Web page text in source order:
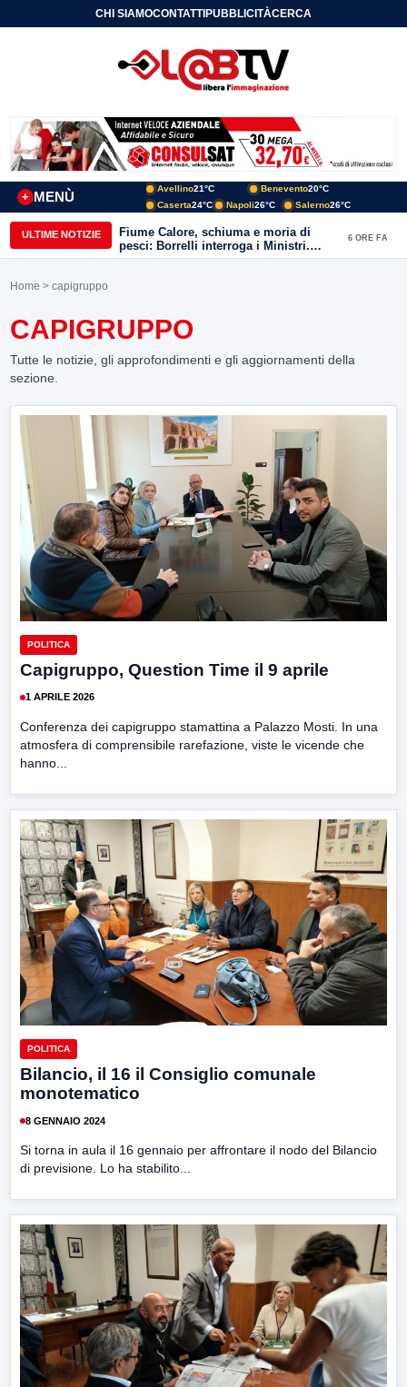
CHI SIAMOCONTATTIPUBBLICITÀCERCA
MENÙ
+
Avellino21°C Benevento20°C
Caserta24°C Napoli26°C Salerno26°C
ULTIME NOTIZIE
Fiume Calore, schiuma e moria di
pesci: Borrelli interroga i Ministri.
“Benevento paga l’assenza del
6 ORE FA
Home > capigruppo
CAPIGRUPPO
Tutte le notizie, gli approfondimenti e gli aggiornamenti della
sezione.
POLITICA
Capigruppo, Question Time il 9 aprile
1 APRILE 2026
Conferenza dei capigruppo stamattina a Palazzo Mosti. In una
atmosfera di comprensibile rarefazione, viste le vicende che
hanno...
POLITICA
Bilancio, il 16 il Consiglio comunale
monotematico
8 GENNAIO 2024
Si torna in aula il 16 gennaio per affrontare il nodo del Bilancio
di previsione. Lo ha stabilito...